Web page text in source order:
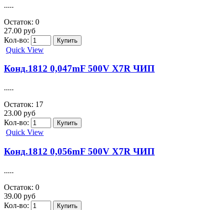
.....
Остаток: 0
27.00 руб
Кол-во:
Quick View
Конд.1812 0,047mF 500V X7R ЧИП
.....
Остаток: 17
23.00 руб
Кол-во:
Quick View
Конд.1812 0,056mF 500V X7R ЧИП
.....
Остаток: 0
39.00 руб
Кол-во: